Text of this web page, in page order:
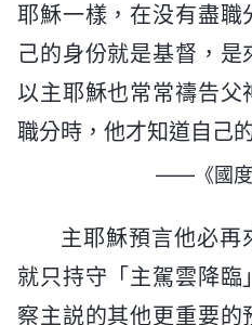
耶穌一樣，在没有盡職
己的身份就是基督，
以主耶穌也常常禱告父
職分時，他才知道自己
——《國度
主耶穌預言他必再
就只持守「主駕雲降臨
察主説的其他更重要